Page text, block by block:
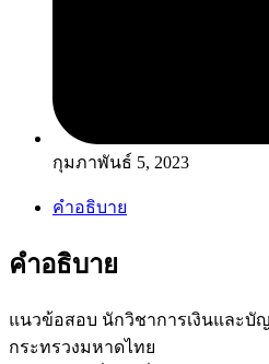
กุมภาพันธ์ 5, 2023
คำอธิบาย
คำอธิบาย
แนวข้อสอบ นักวิชาการเงินและ
กระทรวงมหาดไทย